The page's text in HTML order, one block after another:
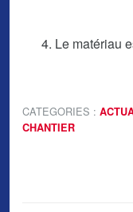
4. Le matériau
CATEGORIES :
CHANTIER